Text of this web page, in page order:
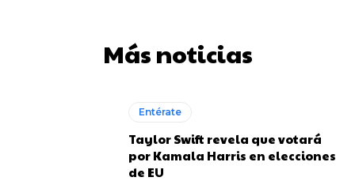
Más noticias
Entérate
Taylor Swift revela que votará
por Kamala Harris en elecciones
de EU